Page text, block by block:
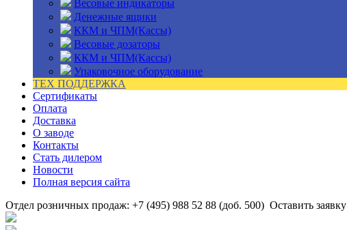
Весовые индикаторы
Денежные ящики
ККМ и ЧПМ(Кассы)
Весовые дозаторы
ККМ и ЧПМ(Кассы)
Упаковочное оборудование
ТЕХ ПОДДЕРЖКА
Сертификаты
Оплата
Доставка
О заводе
Контакты
Стать дилером
Новости
Полная версия сайта
Отдел розничных продаж: +7 (495) 988 52 88 (доб. 500) Оставить заявку